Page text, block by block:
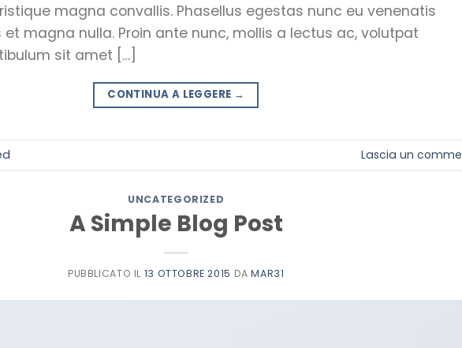
magna convallis. Phasellus egestas nunc eu venenatis
et magna nulla. Proin ante nunc, mollis a lectus ac, volutpat
sit amet […]
CONTINUA A LEGGERE →
Lascia un
UNCATEGORIZED
A Simple Blog Post
PUBBLICATO IL 13 OTTOBRE 2015 DAMAR31